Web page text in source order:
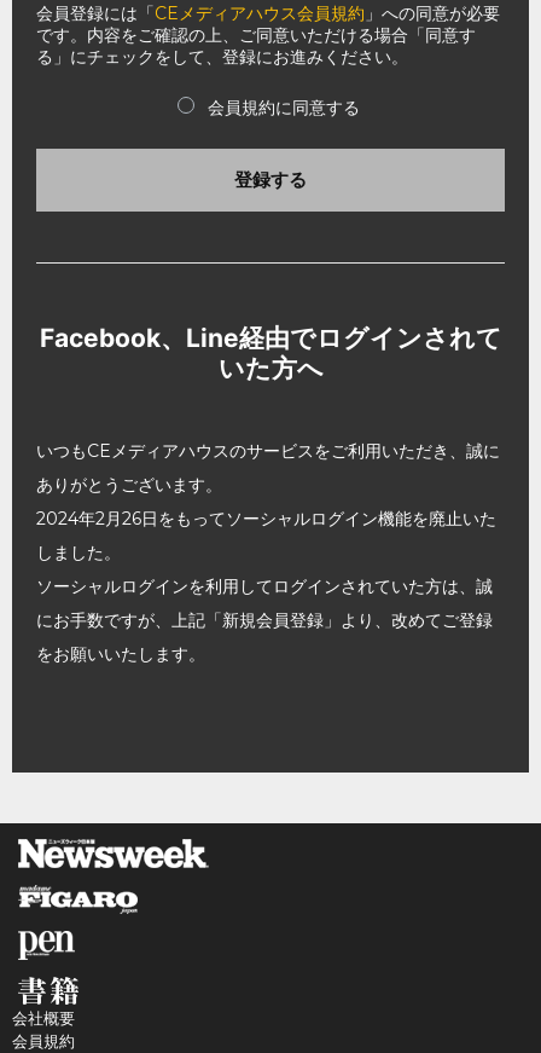
会員登録には「CEメディアハウス会員規約 」への同意が必要
です。内容をご確認の上、ご同意いただける場合「同意す
る」にチェックをして、登録にお進みください。
会員規約に同意する
登録する
Facebook、Line経由でログインされて
いた方へ
いつもCEメディアハウスのサービスをご利用いただき、誠に
ありがとうございます。
2024年2月26日をもってソーシャルログイン機能を廃止いた
しました。
ソーシャルログインを利用してログインされていた方は、誠
にお手数ですが、上記「新規会員登録」より、改めてご登録
をお願いいたします。
会社概要
会員規約